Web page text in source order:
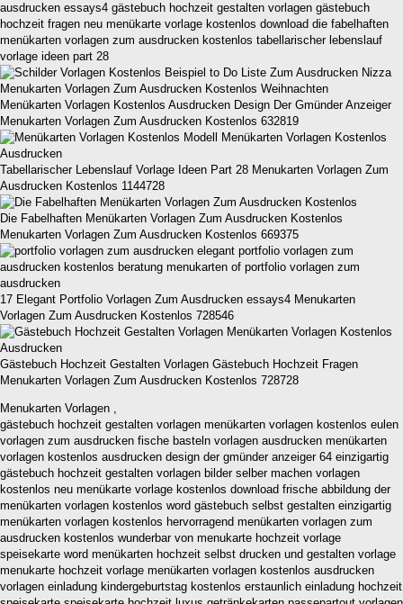
ausdrucken essays4 gästebuch hochzeit gestalten vorlagen gästebuch
hochzeit fragen neu menükarte vorlage kostenlos download die fabelhaften
menükarten vorlagen zum ausdrucken kostenlos tabellarischer lebenslauf
vorlage ideen part 28
Menükarten Vorlagen Kostenlos Ausdrucken Design Der Gmünder Anzeiger
Menukarten Vorlagen Zum Ausdrucken Kostenlos 632819
Tabellarischer Lebenslauf Vorlage Ideen Part 28 Menukarten Vorlagen Zum
Ausdrucken Kostenlos 1144728
Die Fabelhaften Menükarten Vorlagen Zum Ausdrucken Kostenlos
Menukarten Vorlagen Zum Ausdrucken Kostenlos 669375
17 Elegant Portfolio Vorlagen Zum Ausdrucken essays4 Menukarten
Vorlagen Zum Ausdrucken Kostenlos 728546
Gästebuch Hochzeit Gestalten Vorlagen Gästebuch Hochzeit Fragen
Menukarten Vorlagen Zum Ausdrucken Kostenlos 728728
Menukarten Vorlagen ,
gästebuch hochzeit gestalten vorlagen menükarten vorlagen kostenlos eulen
vorlagen zum ausdrucken fische basteln vorlagen ausdrucken menükarten
vorlagen kostenlos ausdrucken design der gmünder anzeiger 64 einzigartig
gästebuch hochzeit gestalten vorlagen bilder selber machen vorlagen
kostenlos neu menükarte vorlage kostenlos download frische abbildung der
menükarten vorlagen kostenlos word gästebuch selbst gestalten einzigartig
menükarten vorlagen kostenlos hervorragend menükarten vorlagen zum
ausdrucken kostenlos wunderbar von menukarte hochzeit vorlage
speisekarte word menükarten hochzeit selbst drucken und gestalten vorlage
menukarte hochzeit vorlage menükarten vorlagen kostenlos ausdrucken
vorlagen einladung kindergeburtstag kostenlos erstaunlich einladung hochzeit